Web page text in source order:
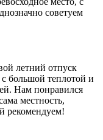
советуем
летний отпуск
большой теплотой и
Нам понравился
местность,
рекомендуем!